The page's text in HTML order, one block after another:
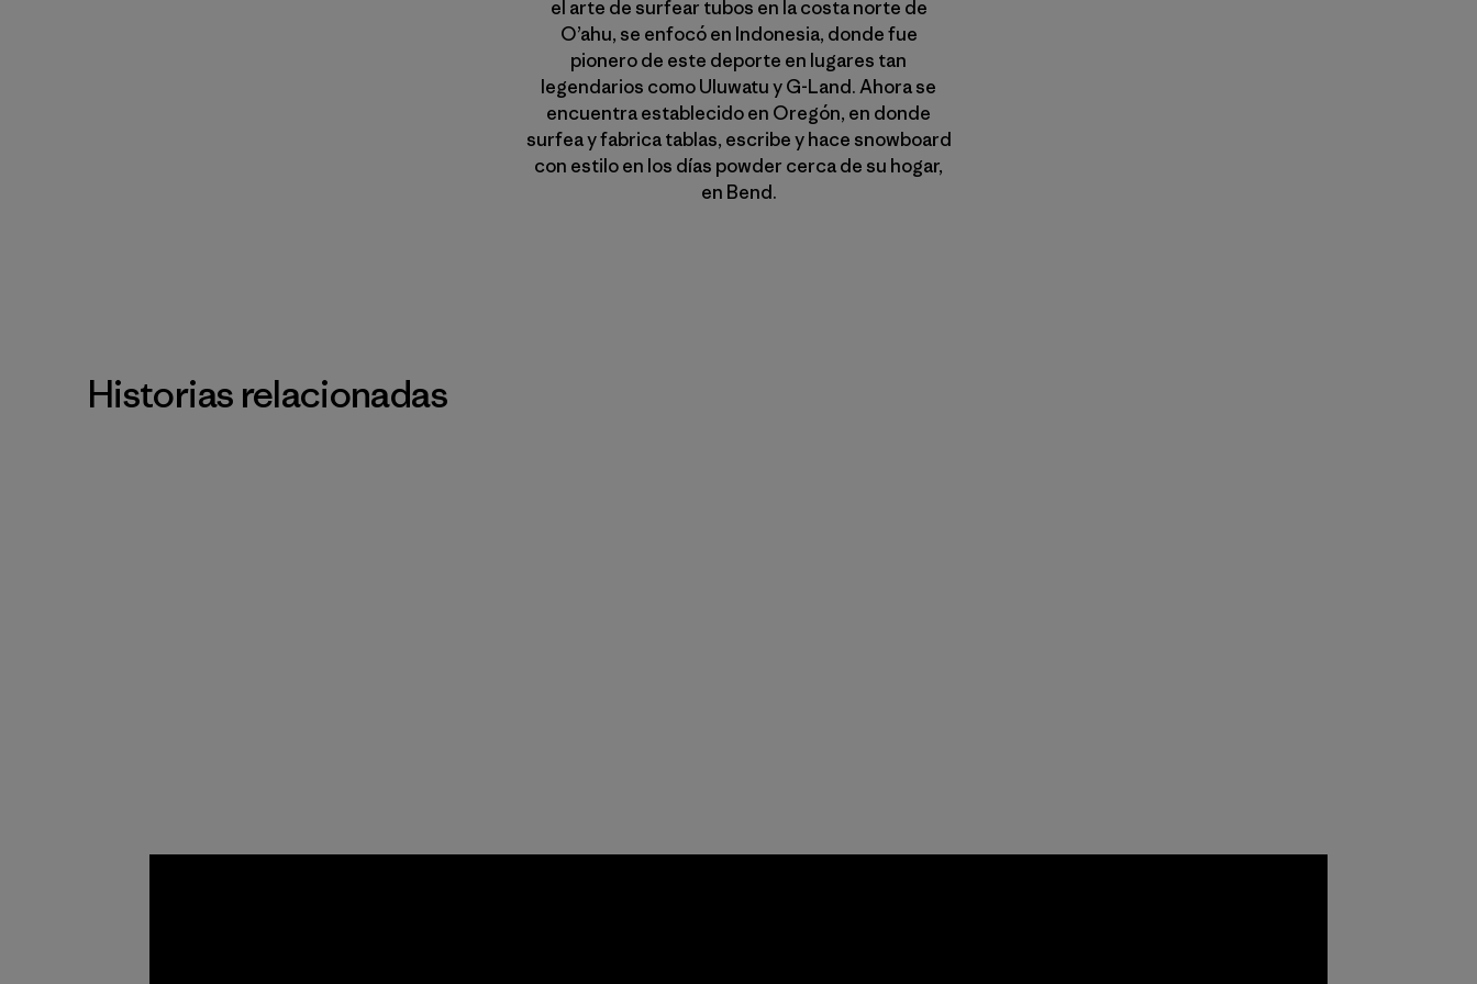
el arte de surfear tubos en la costa norte de
O’ahu, se enfocó en Indonesia, donde fue
pionero de este deporte en lugares tan
legendarios como Uluwatu y G-Land. Ahora se
encuentra establecido en Oregón, en donde
surfea y fabrica tablas, escribe y hace snowboard
con estilo en los días powder cerca de su hogar,
en Bend.
Historias relacionadas